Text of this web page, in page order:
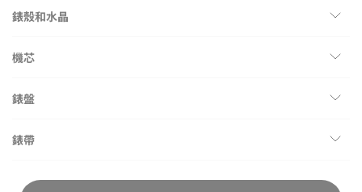
錶殼和水晶
機芯
錶盤
錶帶